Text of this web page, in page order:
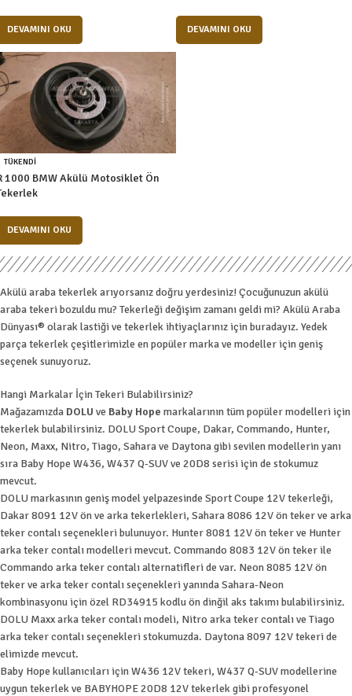
DEVAMINI OKU DEVAMINI OKU
TÜKENDI
1000 BMW Akülü Motosiklet Ön
DEVAMINI OKU
Akülü araba tekerlek arıyorsanız doğru yerdesiniz! Çocuğunuzun akülü
araba tekeri bozuldu mu? Tekerleği değişim zamanı geldi mi? Akülü Araba
Dünyası® olarak lastiği ve tekerlek ihtiyaçlarınız için buradayız. Yedek
parça tekerlek çeşitlerimizle en popüler marka ve modeller için geniş
seçenek sunuyoruz.
Hangi Markalar İçin Tekeri Bulabilirsiniz?
Mağazamızda DOLU ve Baby Hope markalarının tüm popüler modelleri için
tekerlek bulabilirsiniz. DOLU Sport Coupe, Dakar, Commando, Hunter,
Neon, Maxx, Nitro, Tiago, Sahara ve Daytona gibi sevilen modellerin yanı
sıra Baby Hope W436, W437 Q-SUV ve 20D8 serisi için de stokumuz
mevcut.
DOLU markasının geniş model yelpazesinde Sport Coupe 12V tekerleği,
Dakar 8091 12V ön ve arka tekerlekleri, Sahara 8086 12V ön teker ve arka
teker contalı seçenekleri bulunuyor. Hunter 8081 12V ön teker ve Hunter
arka teker contalı modelleri mevcut. Commando 8083 12V ön teker ile
Commando arka teker contalı alternatifleri de var. Neon 8085 12V ön
teker ve arka teker contalı seçenekleri yanında Sahara-Neon
kombinasyonu için özel RD34915 kodlu ön dinğil aks takımı bulabilirsiniz.
DOLU Maxx arka teker contalı modeli, Nitro arka teker contalı ve Tiago
arka teker contalı seçenekleri stokumuzda. Daytona 8097 12V tekeri de
elimizde mevcut.
Baby Hope kullanıcıları için W436 12V tekeri, W437 Q-SUV modellerine
uygun tekerlek ve BABYHOPE 20D8 12V tekerlek gibi profesyonel